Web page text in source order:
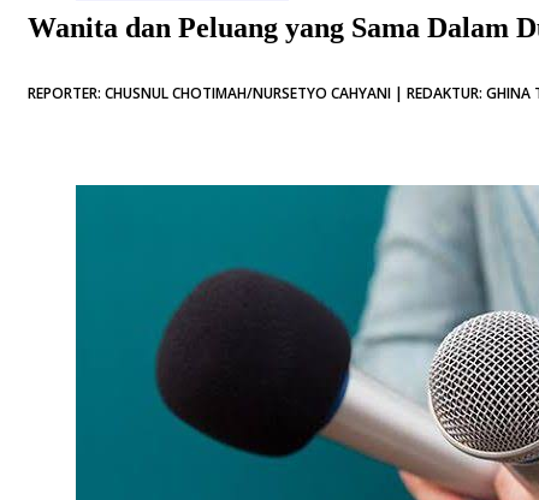
Wanita dan Peluang yang Sama Dalam
REPORTER: CHUSNUL CHOTIMAH/NURSETYO CAHYANI | REDAKTUR: